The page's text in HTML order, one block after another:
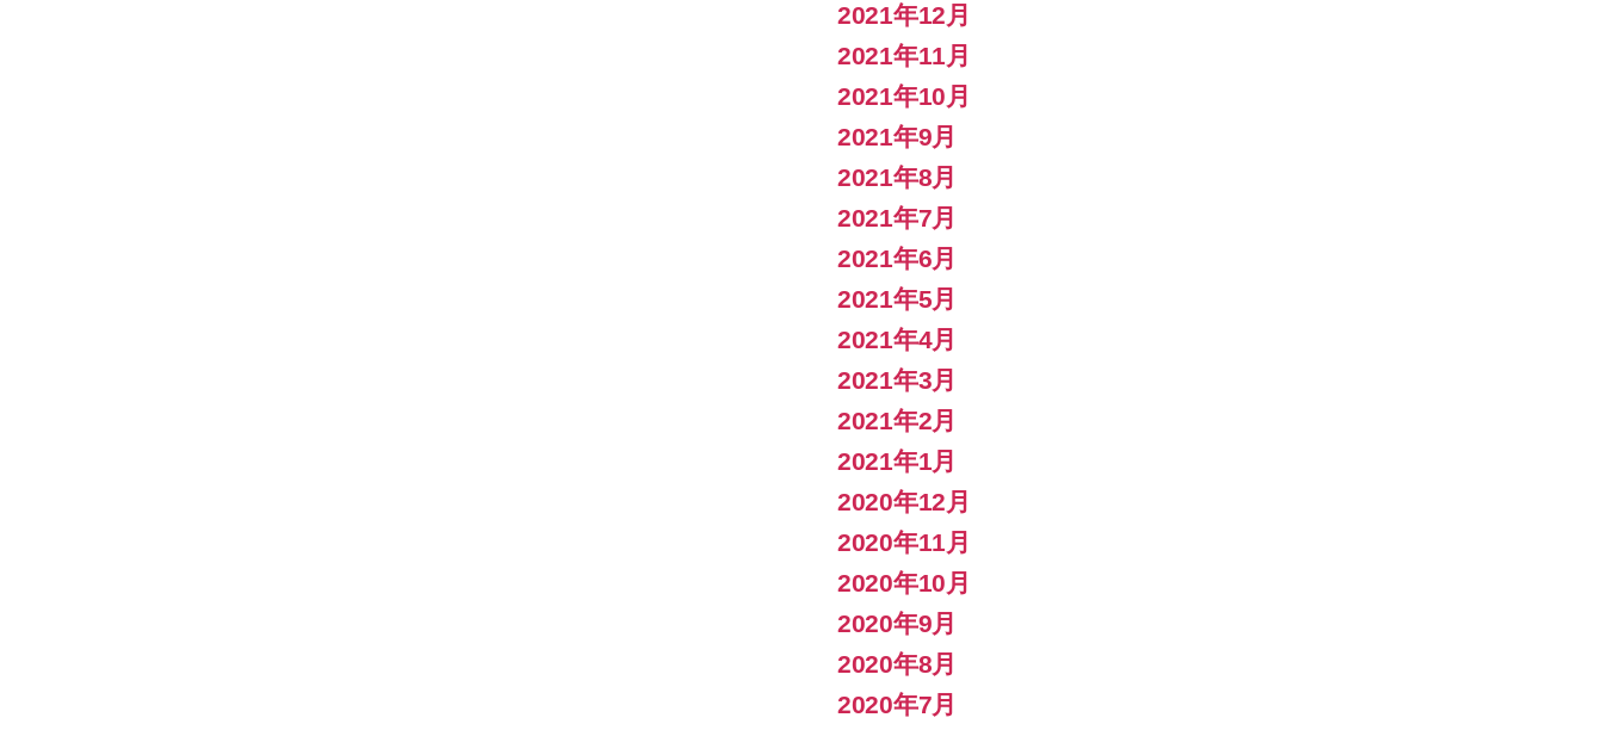
2021年12月
2021年11月
2021年10月
2021年9月
2021年8月
2021年7月
2021年6月
2021年5月
2021年4月
2021年3月
2021年2月
2021年1月
2020年12月
2020年11月
2020年10月
2020年9月
2020年8月
2020年7月